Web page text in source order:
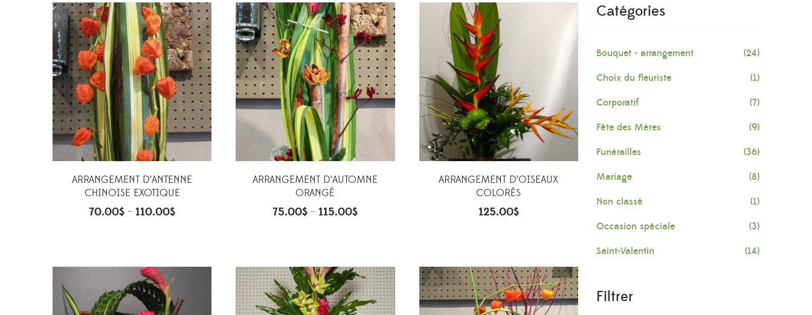
ARRANGEMENT D’ANTENNE
CHINOISE EXOTIQUE
70.00$ –110.00$
ARRANGEMENT D’AUTOMNE
ORANGÉ
75.00$ –115.00$
ARRANGEMENT D’OISEAUX
COLORÉS
125.00$
Catégories
Bouquet - arrangement (24)
Choix du fleuriste (1)
Corporatif (7)
Fête des Mères (9)
Funérailles (36)
Mariage (8)
Non classé (1)
Occasion spéciale (3)
Saint-Valentin (14)
Filtrer